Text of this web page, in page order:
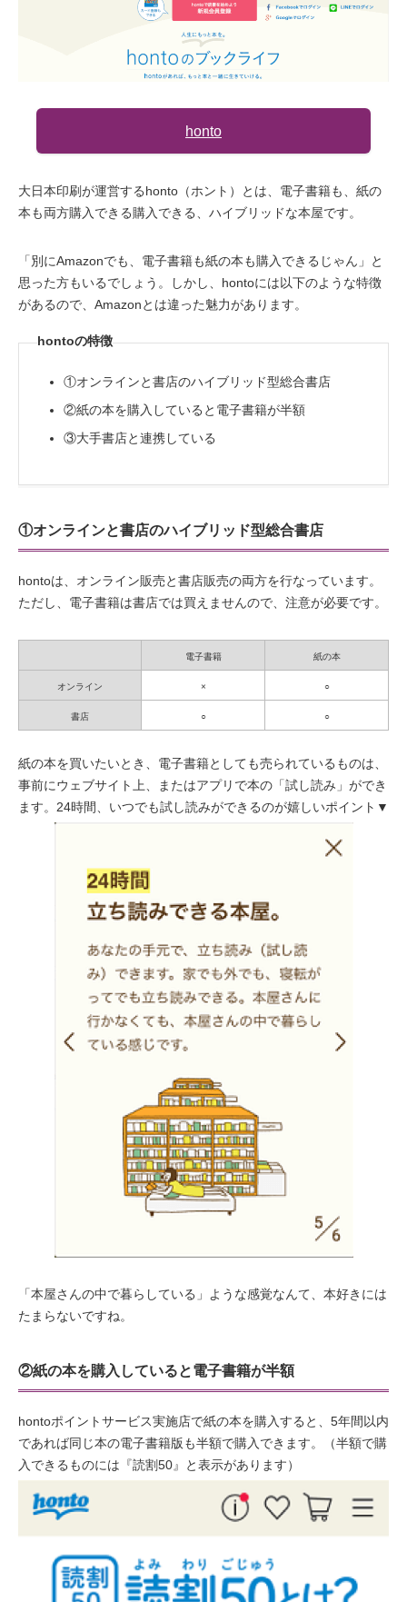
honto
大日本印刷が運営するhonto（ホント）とは、電子書籍も、紙の
本も両方購入できる購入できる、ハイブリッドな本屋です。
「別にAmazonでも、電子書籍も紙の本も購入できるじゃん」と
思った方もいるでしょう。しかし、hontoには以下のような特徴
があるので、Amazonとは違った魅力があります。
hontoの特徴
①オンラインと書店のハイブリッド型総合書店
②紙の本を購入していると電子書籍が半額
③大手書店と連携している
①オンラインと書店のハイブリッド型総合書店
hontoは、オンライン販売と書店販売の両方を行なっています。
ただし、電子書籍は書店では買えませんので、注意が必要です。
電子書籍 紙の本
オンライン × ○
書店 ○ ○
紙の本を買いたいとき、電子書籍としても売られているものは、
事前にウェブサイト上、またはアプリで本の「試し読み」ができ
ます。24時間、いつでも試し読みができるのが嬉しいポイント▼
「本屋さんの中で暮らしている」ような感覚なんて、本好きには
たまらないですね。
②紙の本を購入していると電子書籍が半額
hontoポイントサービス実施店で紙の本を購入すると、5年間以内
であれば同じ本の電子書籍版も半額で購入できます。（半額で購
入できるものには『読割50』と表示があります）